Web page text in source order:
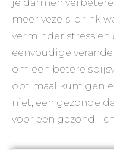
je darmen
meer vezels, drink
verminder stress en
eenvoudige
om een ​​betere
optimaal kunt
niet, een gezonde
voor een gezond